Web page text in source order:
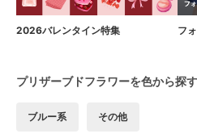
2026バレンタイン特集 フ
プリザーブドフラワーを色から探す
ブルー系 その他